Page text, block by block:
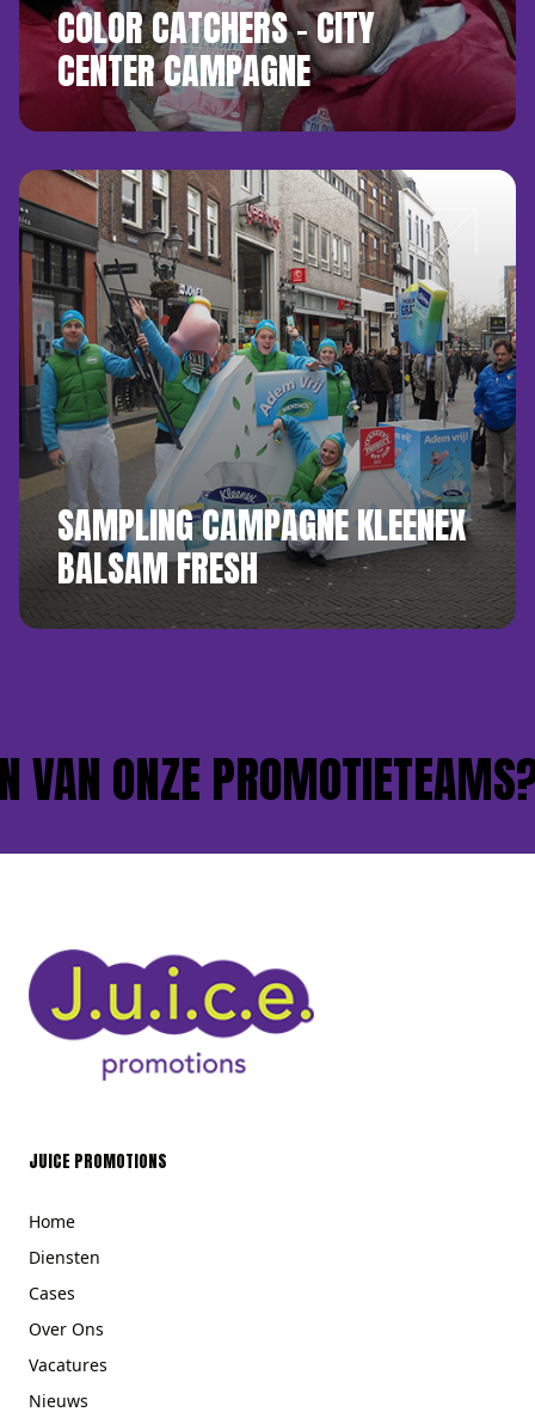
COLOR CATCHERS – CITY
CENTER CAMPAGNE
SAMPLING CAMPAGNE KLEENEX
BALSAM FRESH
ONZE PROMOTIETEAMS?
JUICE PROMOTIONS
Home
Diensten
Cases
Over Ons
Vacatures
Nieuws